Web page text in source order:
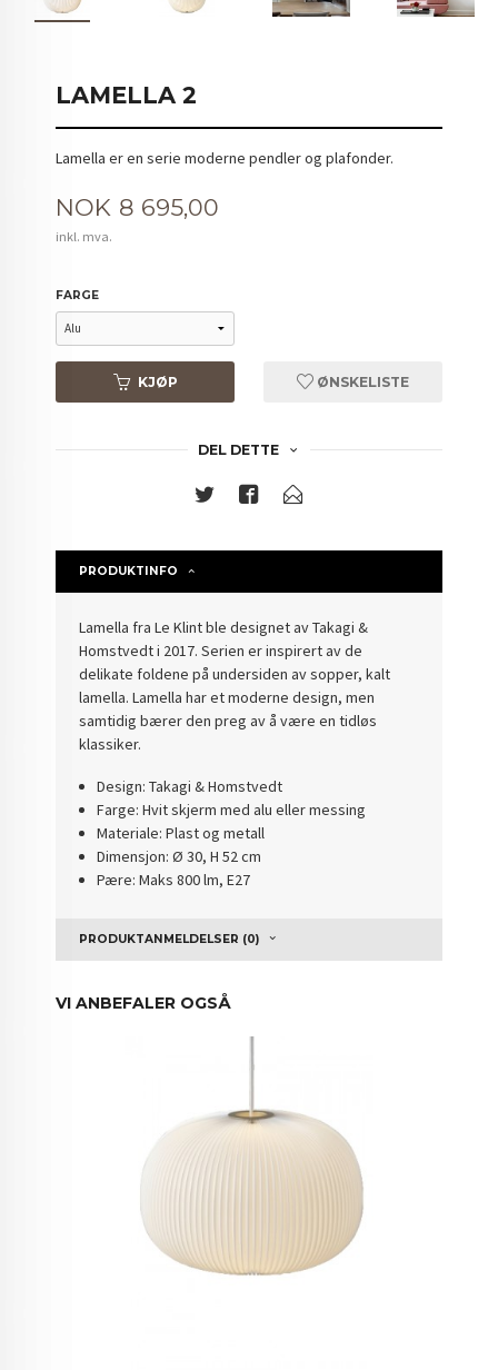
LAMELLA 2
Lamella er en serie moderne pendler og plafonder.
Pris
NOK 8 695,00
inkl. mva.
FARGE
KJØP ØNSKELISTE
DEL DETTE
PRODUKTINFO
Lamella fra Le Klint ble designet av Takagi &
Homstvedt i 2017. Serien er inspirert av de
delikate foldene på undersiden av sopper, kalt
lamella. Lamella har et moderne design, men
samtidig bærer den preg av å være en tidløs
klassiker.
Design: Takagi & Homstvedt
Farge: Hvit skjerm med alu eller messing
Materiale: Plast og metall
Dimensjon: Ø 30, H 52 cm
Pære: Maks 800 lm, E27
PRODUKTANMELDELSER (0)
VI ANBEFALER OGSÅ